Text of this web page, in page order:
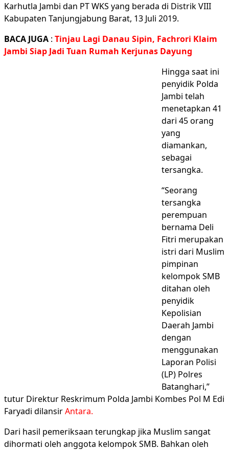
Karhutla Jambi dan PT WKS yang berada di Distrik VIII
Kabupaten Tanjungjabung Barat, 13 Juli 2019.
BACA JUGA : Tinjau Lagi Danau Sipin, Fachrori Klaim
Jambi Siap Jadi Tuan Rumah Kerjunas Dayung
Hingga saat ini
penyidik Polda
Jambi telah
menetapkan 41
dari 45 orang
yang
diamankan,
sebagai
tersangka.
“Seorang
tersangka
perempuan
bernama Deli
Fitri merupakan
istri dari Muslim
pimpinan
kelompok SMB
ditahan oleh
penyidik
Kepolisian
Daerah Jambi
dengan
menggunakan
Laporan Polisi
(LP) Polres
Batanghari,”
tutur Direktur Reskrimum Polda Jambi Kombes Pol M Edi
Faryadi dilansirAntara.
Dari hasil pemeriksaan terungkap jika Muslim sangat
dihormati oleh anggota kelompok SMB. Bahkan oleh